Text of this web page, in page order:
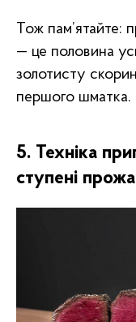
Тож пам’ятайте:
— це половина
золотисту
першого шматка.
5. Техніка
ступені